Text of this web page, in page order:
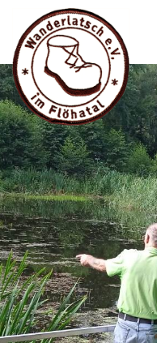
Inhalt
springen